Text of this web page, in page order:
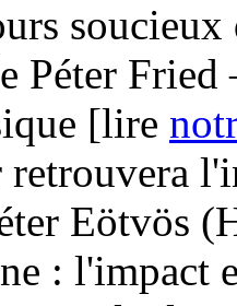
Péter
[lire
Eötvös
: l'impact